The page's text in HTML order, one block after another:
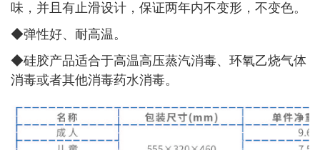
味，并且有止滑设计，保证两年内不变形，不变色。
◆弹性好、耐高温。
◆硅胶产品适合于高温高压蒸汽消毒、环氧乙烧气体
消毒或者其他消毒药水消毒。